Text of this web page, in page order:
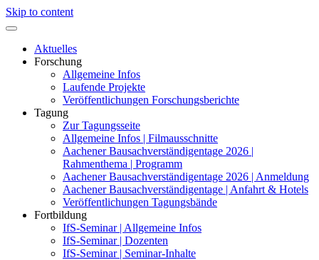
Skip to content
Aktuelles
Forschung
Allgemeine Infos
Laufende Projekte
Veröffentlichungen Forschungsberichte
Tagung
Zur Tagungsseite
Allgemeine Infos | Filmausschnitte
Aachener Bausachverständigentage 2026 |
Rahmenthema | Programm
Aachener Bausachverständigentage 2026 | Anmeldung
Aachener Bausachverständigentage | Anfahrt & Hotels
Veröffentlichungen Tagungsbände
Fortbildung
IfS-Seminar | Allgemeine Infos
IfS-Seminar | Dozenten
IfS-Seminar | Seminar-Inhalte